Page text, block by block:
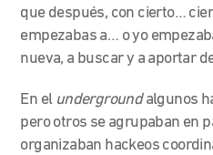
que después, con cierto…
empezabas a… o yo
nueva, a buscar y a aportar
En el undergroundalgunos
pero otros se agrupaban en
organizaban hackeos